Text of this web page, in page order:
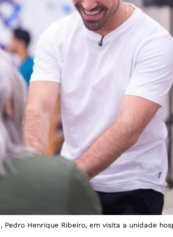
Henrique Ribeiro, em visita a unidade